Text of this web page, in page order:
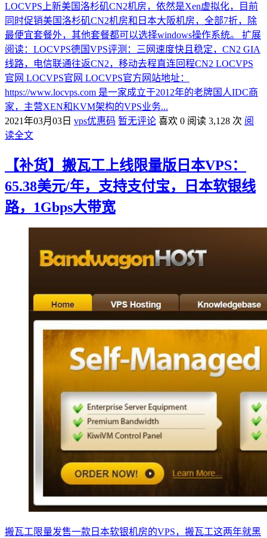
LOCVPS上新美国洛杉矶CN2机房，依然是Xen虚拟化，目前
同时促销美国洛杉矶CN2机房和日本大阪机房，全部7折，除
最便宜套餐外，其他套餐都可以选择windows操作系统。 扩展
阅读：LOCVPS德国VPS评测：三网速度快且稳定，CN2 GIA
线路，电信联通往返CN2，移动去程直连回程CN2 LOCVPS
官网 LOCVPS官网 LOCVPS官方网站地址：
https://www.locvps.com 是一家成立于2012年的老牌国人IDC商
家，主营XEN和KVM架构的VPS业务...
2021年03月03日 vps优惠码 暂无评论 喜欢 0 阅读 3,128 次 阅
读全文
【补货】搬瓦工上线限量版日本VPS：
65.38美元/年，支持支付宝，日本软银线
路，1Gbps大带宽
搬瓦工限量发售一款日本软银机房的VPS，搬瓦工这两年就黑